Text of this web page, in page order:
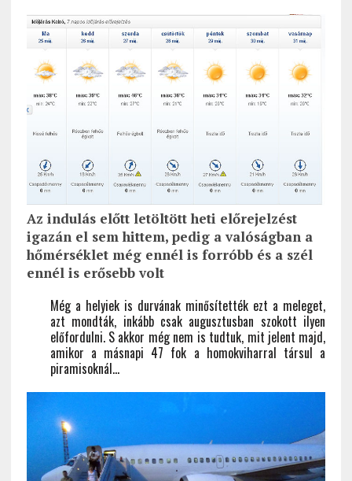
Az indulás előtt letöltött heti előrejelzést
igazán el sem hittem, pedig a valóságban a
hőmérséklet még ennél is forróbb és a szél
ennél is erősebb volt
Még a helyiek is durvának minősítették ezt a meleget,
azt mondták, inkább csak augusztusban szokott ilyen
előfordulni. S akkor még nem is tudtuk, mit jelent majd,
amikor a másnapi 47 fok a homokviharral társul a
piramisoknál…